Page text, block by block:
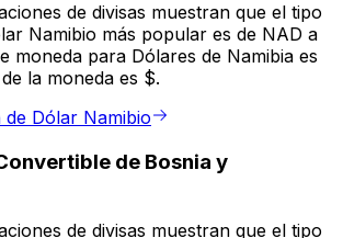
de divisas muestran que el tipo
Namibio más popular es de NAD a
moneda para Dólares de Namibia es
la moneda es $.
Dólar Namibio
de Bosnia y
de divisas muestran que el tipo